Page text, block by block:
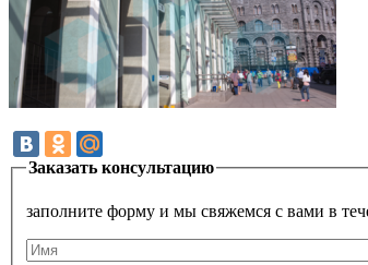
Заказать консультацию
заполните форму и мы свяжемся с вами в